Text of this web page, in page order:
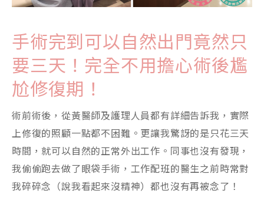
手術完到可以自然出門竟然只
要三天！完全不用擔心術後尷
尬修復期！
術前術後，從黃醫師及護理人員都有詳細告訴我，實際
上修復的照顧一點都不困難。更讓我驚訝的是只花三天
時間，就可以自然的正常外出工作。同事也沒有發現，
我偷偷跑去做了眼袋手術，工作配班的醫生之前時常對
我碎碎念（說我看起來沒精神）都也沒有再被念了！